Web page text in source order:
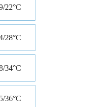
22°C
28°C
34°C
36°C